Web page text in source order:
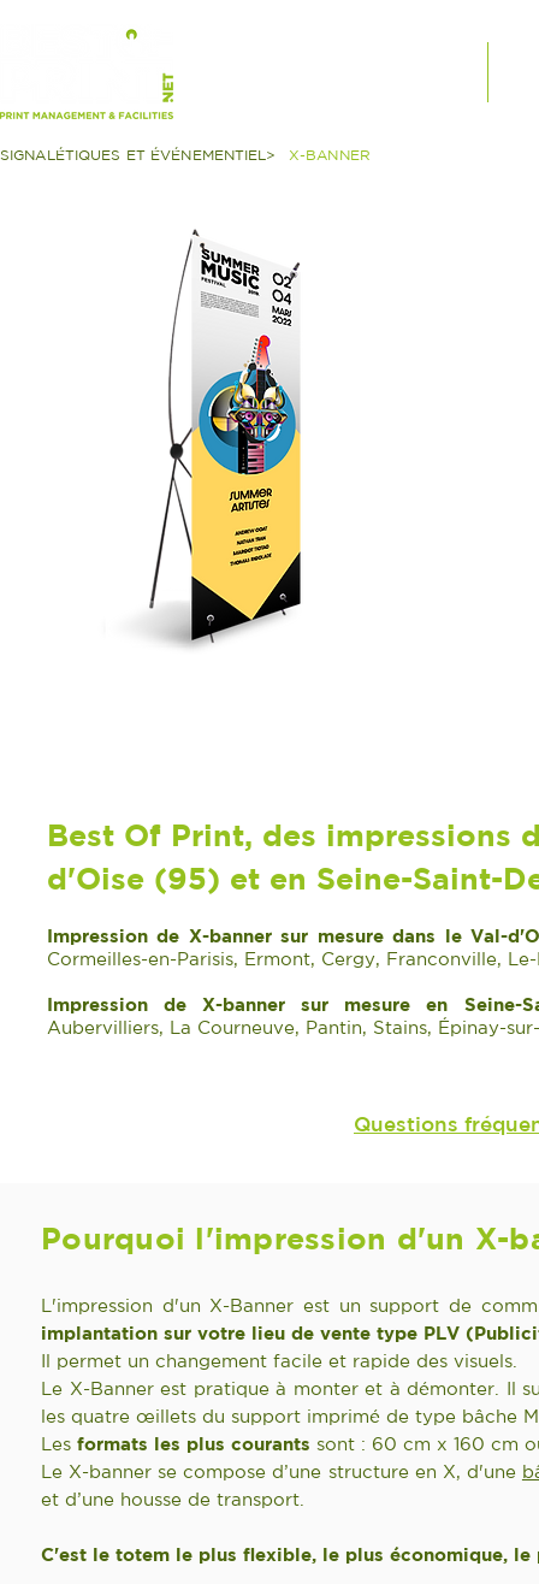
SIGNALÉTIQUES ET ÉVÉNEMENTIEL> X-BANNER
Best Of Print, des impressions
d'Oise (95) et en Seine-Saint-
Impression de X-banner sur mesure dans le Val-
Cormeilles-en-Parisis, Ermont, Cergy, Franconville,
Impression de X-banner sur mesure en Seine-
Aubervilliers, La Courneuve, Pantin, Stains, Épinay-
Questions
Pourquoi l'impression d'un X-
L'impression d'un X-Banner est un support de
implantation sur votre lieu de vente type PLV
Il permet un changement facile et rapide des visuels.
Le X-Banner est pratique à monter et à démonter. Il
les quatre œillets du support imprimé de type bâche
Les formats les plus courants sont : 60 cm x 160 cm
Le X-banner se compose d’une structure en X, d'une
et d’une housse de transport.
C'est le totem le plus flexible, le plus économique,